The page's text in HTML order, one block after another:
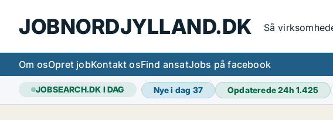
JOBNORDJYLLAND.DK Så
Om osOpret jobKontakt osFind ansatJobs på facebook
JOBSEARCH.DK I DAG Nye i dag 37 Opdaterede 24h1.425